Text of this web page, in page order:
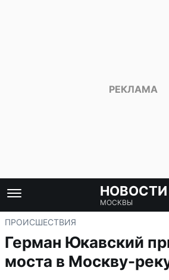
НОВОСТИ
МОСКВЫ
ПРОИСШЕСТВИЯ
Герман Юкавский
моста в Москву-